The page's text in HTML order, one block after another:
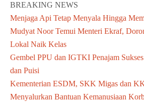
BREAKING NEWS
Menjaga Api Tetap Menyala Hingga
Mudyat Noor Temui Menteri Ekraf,
Lokal Naik Kelas
Gembel PPU dan IGTKI Penajam
dan Puisi
Kementerian ESDM, SKK Migas dan
Menyalurkan Bantuan Kemanusiaan